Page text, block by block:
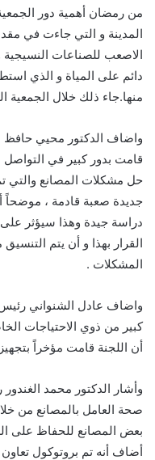
من رمضان أهمية دور
المدينة و التي جاءت في
الاصعب للصناعات النسيجية
دائم على المياة و الذي
منها.جاء ذلك خلال الجمعية
واضاف الدكتور محيي حافظ
قامت بدور كبير في
حل مشكلات المصانع والتي
جديدة صعبة قادمة ، موضحاً
دراسة جيدة وهذا سيؤثر
القرار بهذا و أن يتم
المشكلات .
واضاف عادل الشنواني رئيس
أن اللجنة قامت مؤخراً بتجهيز 30 عروسة ضمن مبادرة ،( عروستي).
وأشار الدكتور محمد
صحة العامل بالمصانع من
بعض المصانع للحفاظ على
أضاف أنه تم بروتوكول